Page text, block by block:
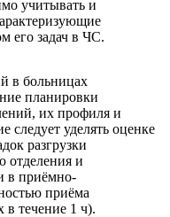
учитывать и
его задач в ЧС.
в больницах
планировки
их профиля и
уделять оценке
разгрузки
отделения и
в приёмно-
приёма
течение 1 ч).